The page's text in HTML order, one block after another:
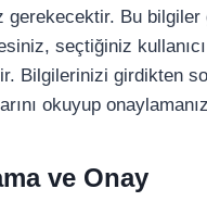
gerekecektir. Bu bilgiler
seçtiğiniz
Bilgilerinizi girdikten
okuyup
ve Onay